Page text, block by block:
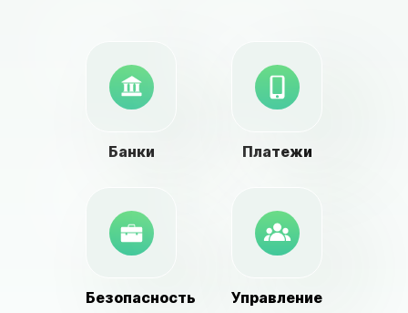
Банки Платежи
Безопасность Управление